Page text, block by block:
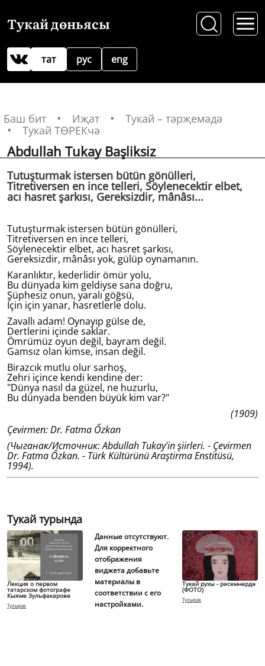
Тукай дөньясы
рус
тат eng
Баш бит Иҗат
Тукай – тәрҗемәдә
Тукай ТӨРЕКчә
Abdullah Tukay Başliksiz
Tutuşturmak istersen bütün gönülleri,
Titretiversen en ince telleri, Söylenecektir elbet,
acı hasret şarkısı, Gereksizdir, mânâsı...
Tutuşturmak istersen bütün gönülleri,
Titretiversen en ince telleri,
Söylenecektir elbet, acı hasret şarkısı,
Gereksizdir, mânâsı yok, gülüp oynamanın.
Karanlıktır, kederlidir ömür yolu,
Bu dünyada kim geldiyse sana doğru,
Şüphesiz onun, yaralı göğsü,
İçin için yanar, hasretlerle dolu.
Zavallı adam! Oynayıp gülse de,
Dertlerini içinde saklar.
Ömrümüz oyun değil, bayram değil.
Gamsız olan kimse, insan değil.
Birazcık mutlu olur sarhoş,
Zehri içince kendi kendine der:
"Dünya nasıl da güzel, ne huzurlu,
Bu dünyada benden büyük kim var?"
(1909)
Çevirmen: Dr. Fatma Őzkan
(Чыганак/Источник: Abdullah Tukay'in şiirleri. - Çevirmen
Dr. Fatma Őzkan. - Türk Kültürünü Araştirma Enstitüsü,
1994).
Тукай турында
Лекция о первом
татарском фотографе
Кыяме Зульфакарове
Тулырак
Данные отсутствуют.
Для корректного
отображения
виджета добавьте
материалы в
соответствии с его
настройками.
Тукай рухы - рәсемнәрдә
(ФОТО)
Тулырак